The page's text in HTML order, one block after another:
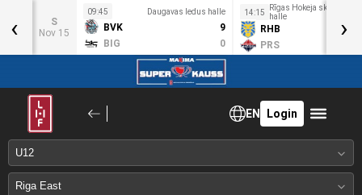
S
Nov 15
09:45 Daugavas ledus halle
BVK
9
BIG
0
14:15
Rīgas Hokeja skolas
halle
RHB
PRS
‹ ›
EN Login